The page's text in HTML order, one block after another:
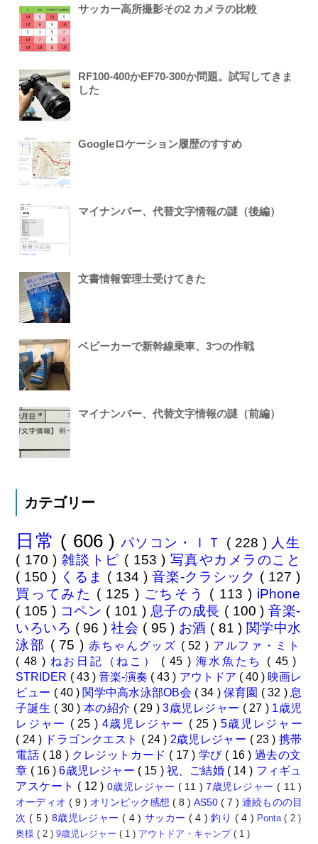
サッカー高所撮影その2 カメラの比較
RF100-400かEF70-300か問題。試写してきま
した
Googleロケーション履歴のすすめ
マイナンバー、代替文字情報の謎（後編）
文書情報管理士受けてきた
ベビーカーで新幹線乗車、3つの作戦
マイナンバー、代替文字情報の謎（前編）
カテゴリー
日常 ( 606 )パソコン・ＩＴ ( 228 ) 人生
( 170 ) 雑談トピ ( 153 ) 写真やカメラのこと
( 150 ) くるま ( 134 ) 音楽-クラシック ( 127 )
買ってみた ( 125 ) ごちそう ( 113 ) iPhone
( 105 ) コペン ( 101 ) 息子の成長 ( 100 )音楽-
いろいろ ( 96 )社会 ( 95 ) お酒 ( 81 ) 関学中水
泳部 ( 75 ) 赤ちゃんグッズ ( 52 ) アルファ・ミト
( 48 ) ねお日記（ねこ） ( 45 ) 海水魚たち ( 45 )
STRIDER ( 43 ) 音楽-演奏 ( 43 ) アウトドア ( 40 ) 映画レ
ビュー ( 40 ) 関学中高水泳部OB会 ( 34 ) 保育園 ( 32 ) 息
子誕生 ( 30 ) 本の紹介 ( 29 )3歳児レジャー ( 27 ) 1歳児
レジャー ( 25 ) 4歳児レジャー ( 25 ) 5歳児レジャー
( 24 ) ドラゴンクエスト ( 24 ) 2歳児レジャー ( 23 ) 携帯
電話 ( 18 ) クレジットカード ( 17 ) 学び ( 16 ) 過去の文
章 ( 16 )6歳児レジャー ( 15 ) 祝、ご結婚 ( 14 ) フィギュ
アスケート ( 12 ) 0歳児レジャー ( 11 )7歳児レジャー( 11 )
オーディオ ( 9 ) オリンピック感想( 8 )AS50( 7 )連続ものの目
次( 5 ) 8歳児レジャー( 4 ) サッカー ( 4 )釣り ( 4 ) Ponta( 2 )
奥様( 2 )9歳児レジャー( 1 ) アウトドア・キャンプ( 1 )